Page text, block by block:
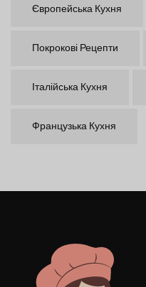
Європейська Кухня
Покрокові Рецепти
Італійська Кухня
Французька Кухня